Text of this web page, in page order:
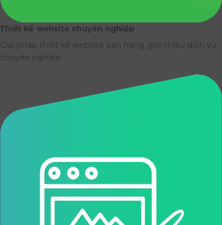
Thiết kế website chuyên nghiệp
Giải pháp thiết kế website bán hàng, giới thiệu dịch vụ
chuyên nghiệp